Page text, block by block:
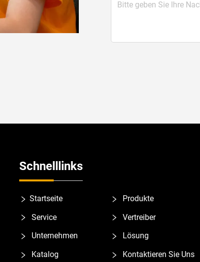
Schnelllinks
Startseite
Produkte
Service
Vertreiber
Unternehmen
Lösung
Katalog
Kontaktieren Sie Uns